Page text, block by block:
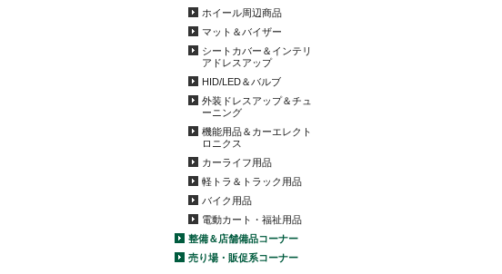
ホイール周辺商品
マット＆バイザー
シートカバー＆インテリ
アドレスアップ
HID/LED＆バルブ
外装ドレスアップ＆チュ
ーニング
機能用品＆カーエレクト
ロニクス
カーライフ用品
軽トラ＆トラック用品
バイク用品
電動カート・福祉用品
整備＆店舗備品コーナー
売り場・販促系コーナー